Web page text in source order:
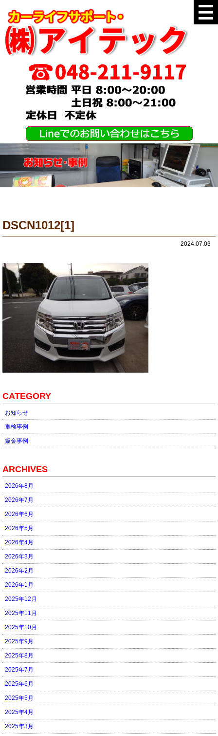
DSCN1012[1]
2024.07.03
CATEGORY
お知らせ
車検事例
鈑金事例
ARCHIVES
2026年8月
2026年7月
2026年6月
2026年5月
2026年4月
2026年3月
2026年2月
2026年1月
2025年12月
2025年11月
2025年10月
2025年9月
2025年8月
2025年7月
2025年6月
2025年5月
2025年4月
2025年3月